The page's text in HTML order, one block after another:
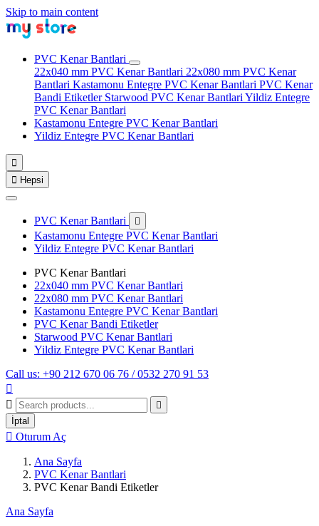
Skip to main content
PVC Kenar Bantlari
22x040 mm PVC Kenar Bantlari 22x080 mm PVC Kenar
Bantlari Kastamonu Entegre PVC Kenar Bantlari PVC Kenar
Bandi Etiketler Starwood PVC Kenar Bantlari Yildiz Entegre
PVC Kenar Bantlari
Kastamonu Entegre PVC Kenar Bantlari
Yildiz Entegre PVC Kenar Bantlari

 Hepsi
PVC Kenar Bantlari 
Kastamonu Entegre PVC Kenar Bantlari
Yildiz Entegre PVC Kenar Bantlari
PVC Kenar Bantlari
22x040 mm PVC Kenar Bantlari
22x080 mm PVC Kenar Bantlari
Kastamonu Entegre PVC Kenar Bantlari
PVC Kenar Bandi Etiketler
Starwood PVC Kenar Bantlari
Yildiz Entegre PVC Kenar Bantlari
Call us: +90 212 670 06 76 / 0532 270 91 53



İptal
 Oturum Aç
Ana Sayfa
PVC Kenar Bantlari
PVC Kenar Bandi Etiketler
Ana Sayfa